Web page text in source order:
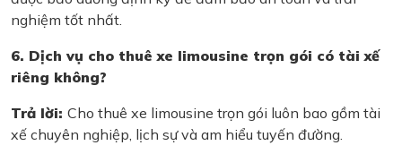
nghiệm tốt nhất.
6. Dịch vụ cho thuê xe limousine trọn gói có tài xế
riêng không?
Trả lời: Cho thuê xe limousine trọn gói luôn bao gồm tài
xế chuyên nghiệp, lịch sự và am hiểu tuyến đường.